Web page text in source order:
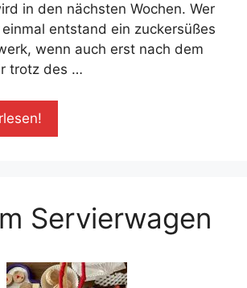
in den nächsten Wochen. Wer
entstand ein zuckersüßes
wenn auch erst nach dem
trotz des …
Servierwagen